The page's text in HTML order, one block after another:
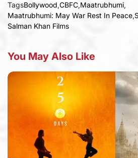
TagsBollywood,CBFC,Maatrubhumi,
Maatrubhumi: May War Rest In Peace,
Salman Khan Films
You May Also Like